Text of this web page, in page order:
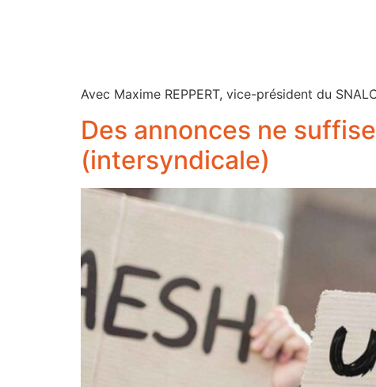
Avec Maxime REPPERT, vice-président du
Des annonces ne
(intersyndicale)